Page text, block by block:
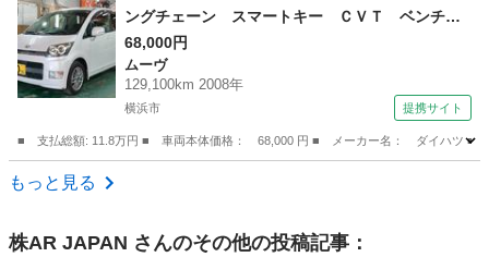
ングチェーン スマートキー ＣＶＴ ベンチシ
ート フルフラット 社外アルミホール フォグ
ランプ インパネシフト 衝突安全ボディ 盗難
防止システム 電格ミラー パワステ ＡＢＳ
68,000円
ムーヴ
129,100km 2008年
横浜市 提携サイト
■ 支払総額: 11.8万円 ■ 車両本体価格： 68,000 円 ■ メーカー名： ダイハツ
神奈川 横浜市
もっと見る
株AR JAPAN さんのその他の投稿記事：